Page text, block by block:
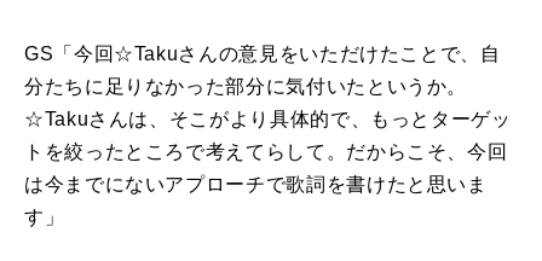
GS「今回☆Takuさんの意見をいただけたことで、自
分たちに足りなかった部分に気付いたというか。
☆Takuさんは、そこがより具体的で、もっとターゲッ
トを絞ったところで考えてらして。だからこそ、今回
は今までにないアプローチで歌詞を書けたと思いま
す」